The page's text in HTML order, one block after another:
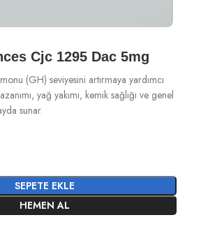
Cjc 1295 Dac 5mg
(GH) seviyesini artırmaya yardımcı
yağ yakımı, kemik sağlığı ve genel
sunar.
SEPETE EKLE
HEMEN AL